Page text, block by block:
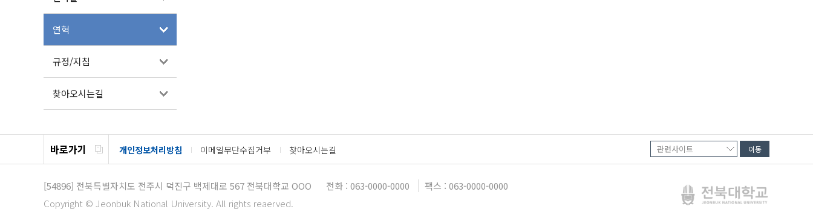
연혁
규정/지침
찾아오시는길
바로가기 개인정보처리방침 이메일무단수집거부 찾아오시는길
[54896] 전북특별자치도 전주시 덕진구 백제대로 567 전북대학교 OOO 전화 : 063-0000-0000
팩스 : 063-0000-0000
Copyright © Jeonbuk National University. All rights reaerved.